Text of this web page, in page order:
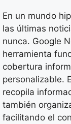
En un mundo
las últimas
nunca. Google
herramienta
cobertura
personalizable.
recopila
también
facilitando el